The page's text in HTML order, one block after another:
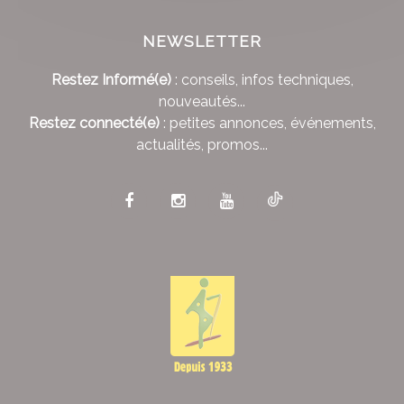
NEWSLETTER
Restez Informé(e): conseils, infos techniques,
nouveautés...
Restez connecté(e): petites annonces, événements,
actualités, promos...